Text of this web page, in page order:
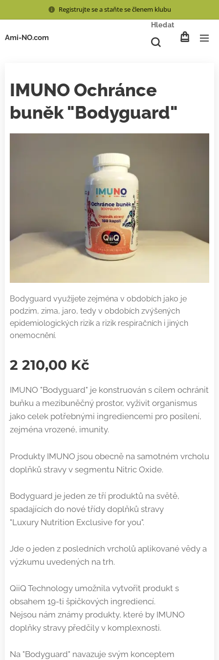
Registrujte se a staňte se členem klubu
Ami-NO.com
Hledat
IMUNO Ochránce
buněk "Bodyguard"
Bodyguard využijete zejména v obdobích jako je
podzim, zima, jaro, tedy v obdobích zvýšených
epidemiologických rizik a rizik respiračních i jiných
onemocnění.
2 210,00 Kč
IMUNO "Bodyguard" je konstruován s cílem ochránit
buňku a mezibuněčný prostor, vyživit organismus
jako celek potřebnými ingrediencemi pro posílení,
zejména vrozené, imunity.
Produkty IMUNO jsou obecně na samotném vrcholu
doplňků stravy v segmentu Nitric Oxide.
Bodyguard je jeden ze tří produktů na světě,
spadajících do nové třídy doplňků stravy
"Luxury Nutrition Exclusive for you".
Jde o jeden z posledních vrcholů aplikované vědy a
výzkumu uvedených na trh.
QiiQ Technology umožnila vytvořit produkt s
obsahem 19-ti špičkových ingrediencí.
Nejsou nám známy produkty, které by IMUNO
doplňky stravy předčily v komplexnosti.
Na "Bodyguard" navazuje svým konceptem